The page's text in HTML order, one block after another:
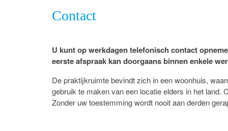
Contact
U kunt op werkdagen telefonisch contact
eerste afspraak kan doorgaans binnen enkele
De praktijkruimte bevindt zich in een woonhuis,
gebruik te maken van een locatie elders in het
Zonder uw toestemming wordt nooit aan derden